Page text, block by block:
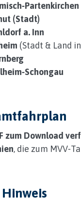
(Stadt)
a. Inn
(Stadt & Land
zum Download
, die zum